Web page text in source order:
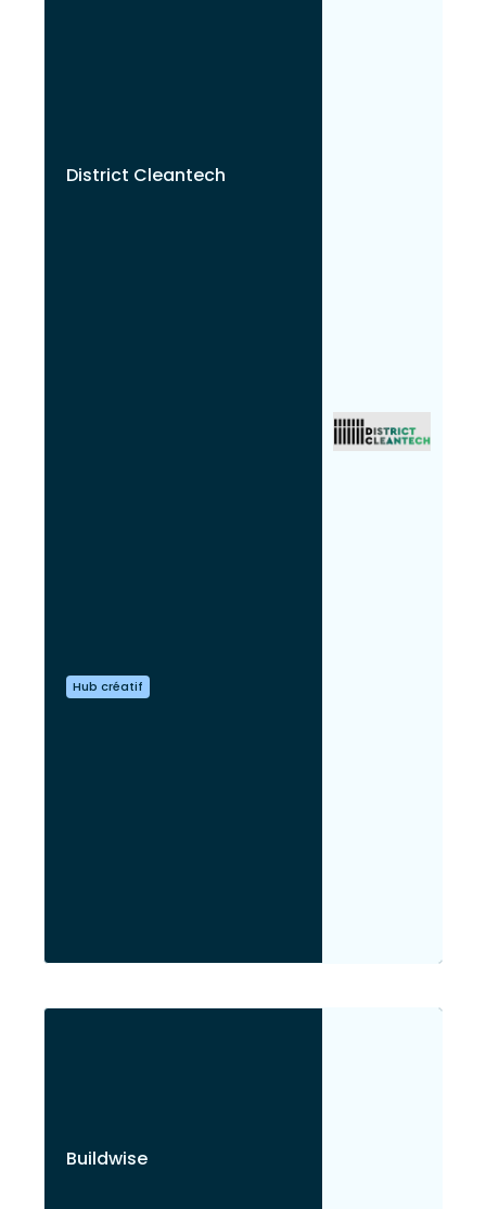
District Cleantech
Hub créatif
Buildwise